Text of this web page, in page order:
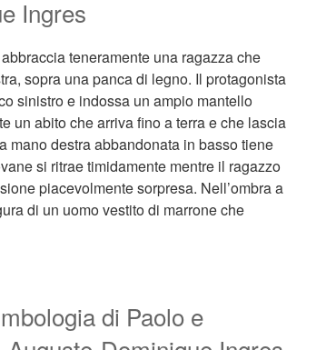
Ingres
teneramente una ragazza che
sopra una panca di legno. Il protagonista
sinistro e indossa un ampio mantello
un abito che arriva fino a terra e che lascia
mano destra abbandonata in basso tiene
si ritrae timidamente mentre il ragazzo
piacevolmente sorpresa. Nell’ombra a
di un uomo vestito di marrone che
di Paolo e